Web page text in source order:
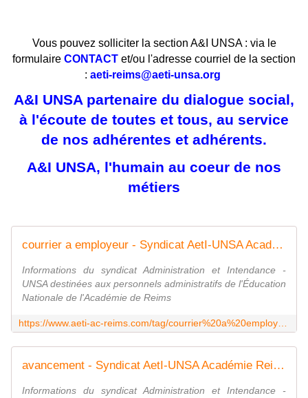
Vous pouvez solliciter la section A&I UNSA : via le
formulaire CONTACT et/ou l'adresse courriel de la section
: aeti-reims@aeti-unsa.org
A&I UNSA partenaire du dialogue social,
à l'écoute de toutes et tous, au service
de nos adhérentes et adhérents.
A&I UNSA, l'humain au coeur de nos
métiers
courrier a employeur - Syndicat AetI-UNSA Académie Reims
Informations du syndicat Administration et Intendance -
UNSA destinées aux personnels administratifs de l'Éducation
Nationale de l'Académie de Reims
avancement - Syndicat AetI-UNSA Académie Reims
Informations du syndicat Administration et Intendance -